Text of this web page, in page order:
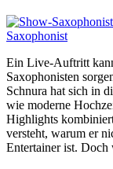
Ein Live-Auftritt
Saxophonisten
Schnura hat sich in
wie moderne
Highlights
versteht, warum er
Entertainer ist.